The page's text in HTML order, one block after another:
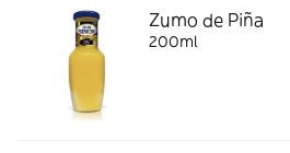
Zumo de Piña
200ml